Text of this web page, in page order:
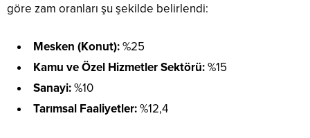
göre zam oranları şu şekilde belirlendi:
Mesken (Konut):%25
Kamu ve Özel Hizmetler Sektörü:%15
Sanayi:%10
Tarımsal Faaliyetler:%12,4